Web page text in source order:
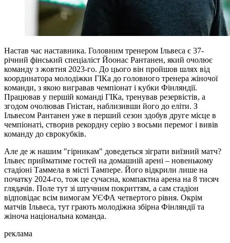
Настав час наставника. Головним тренером Ільвеса є 37-
річний фінський спеціаліст Йоонас Рантанен, який очолює
команду з жовтня 2023-го. До цього він пройшов шлях від
координатора молодіжки ГІКа до головного тренера жіночої
команди, з якою вигравав чемпіонат і кубки Фінляндії.
Працював у першій команді ГІКа, тренував резервістів, а
згодом очолював Гністан, наблизивши його до еліти. З
Ільвесом Рантанен уже в перший сезон здобув друге місце в
чемпіонаті, створив рекордну серію з восьми перемог і вивів
команду до єврокубків.
Але де ж нашим "гірникам" доведеться зіграти виїзний матч?
Ільвес прийматиме гостей на домашній арені – новенькому
стадіоні Таммела в місті Тампере. Його відкрили лише на
початку 2024-го, тож це сучасна, компактна арена на 8 тисяч
глядачів. Поле тут зі штучним покриттям, а сам стадіон
відповідає всім вимогам УЄФА четвертого рівня. Окрім
матчів Ільвеса, тут грають молодіжна збірна Фінляндії та
жіноча національна команда.
реклама